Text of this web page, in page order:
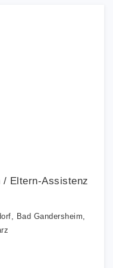
/ Eltern-Assistenz
Bad Gandersheim,